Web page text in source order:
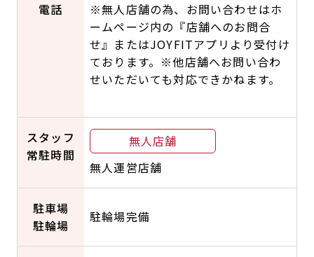
電話
※無人店舗の為、お問い合わせはホ
ームページ内の『店舗へのお問合
せ』またはJOYFITアプリより受付け
ております。※他店舗へお問い合わ
せいただいても対応できかねます。
スタッフ
常駐時間
無人店舗
無人運営店舗
駐車場
駐輪場
駐輪場完備